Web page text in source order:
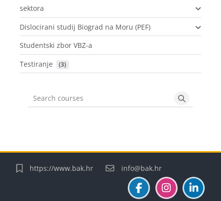
sektora
Dislocirani studij Biograd na Moru (PEF)
Studentski zbor VBZ-a
Testiranje
(3)
Search courses Search
Blokovi
Blokovi
Blokovi
Blokovi
https://www.bak.hr info@bak.hr